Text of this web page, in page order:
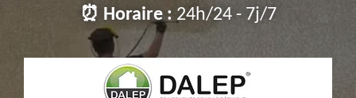
⏰ Horaire : 24h/24 - 7j/7